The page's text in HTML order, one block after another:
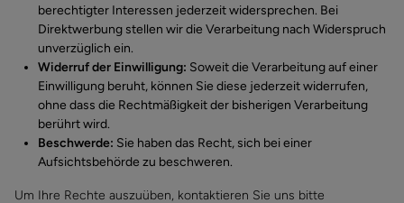
berechtigter Interessen jederzeit widersprechen. Bei
Direktwerbung stellen wir die Verarbeitung nach Widerspruch
unverzüglich ein.
Widerruf der Einwilligung: Soweit die Verarbeitung auf einer
Einwilligung beruht, können Sie diese jederzeit widerrufen,
ohne dass die Rechtmäßigkeit der bisherigen Verarbeitung
berührt wird.
Beschwerde: Sie haben das Recht, sich bei einer
Aufsichtsbehörde zu beschweren.
Um Ihre Rechte auszuüben, kontaktieren Sie uns bitte